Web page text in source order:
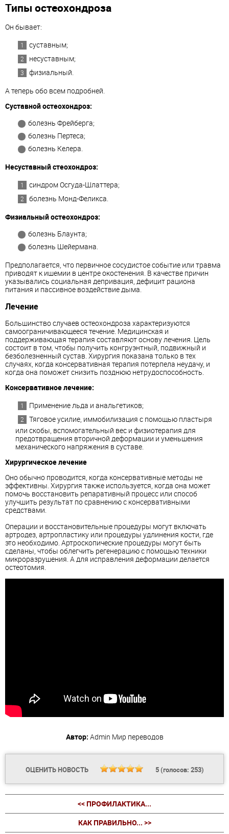
Типы остеохондроза
Он бывает:
суставным;
несуставным;
физиальный.
А теперь обо всем подробней.
Суставной остеохондроз:
болезнь Фрейберга;
болезнь Пертеса;
болезнь Келера.
Несуставный стеохондроз:
синдром Осгуда-Шлаттера;
болезнь Монд-Феликса.
Физиальный остеохондроз:
болезнь Блаунта;
болезнь Шейермана.
Предполагается, что первичное сосудистое событие или травма
приводят к ишемии в центре окостенения. В качестве причин
указывались социальная депривация, дефицит рациона
питания и пассивное воздействие дыма.
Лечение
Большинство случаев остеохондроза характеризуются
самоограничивающееся течение. Медицинская и
поддерживающая терапия составляют основу лечения. Цель
состоит в том, чтобы получить конгруэнтный, подвижный и
безболезненный сустав. Хирургия показана только в тех
случаях, когда консервативная терапия потерпела неудачу, и
когда она поможет снизить позднюю нетрудоспособность.
Консервативное лечение:
Применение льда и анальгетиков;
Тяговое усилие, иммобилизация с помощью пластыря
или скобы, вспомогательный вес и физиотерапия для
предотвращения вторичной деформации и уменьшения
механического напряжения в суставе.
Хирургическое лечение
Оно обычно проводится, когда консервативные методы не
эффективны. Хирургия также используется, когда она может
помочь восстановить репаративный процесс или способ
улучшить результат по сравнению с консервативными
средствами.
Операции и восстановительные процедуры могут включать
артродез, артропластику или процедуры удлинения кости, где
это необходимо. Артроскопические процедуры могут быть
сделаны, чтобы облегчить регенерацию с помощью техники
микроразрушения. А для исправления деформации делается
остеотомия.
Автор: Admin Мир переводов
ОЦЕНИТЬ НОВОСТЬ 5(голосов: 253)
<< ПРОФИЛАКТИКА...
КАК ПРАВИЛЬНО... >>